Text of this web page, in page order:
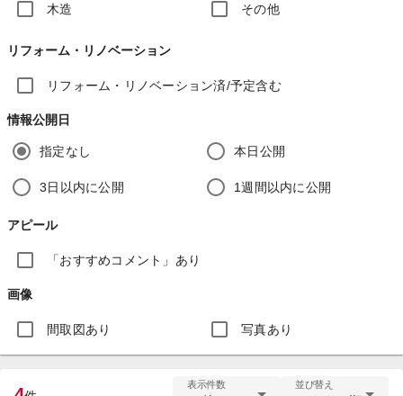
木造 その他
リフォーム・リノベーション
リフォーム・リノベーション済/予定含む
情報公開日
指定なし 本日公開
3日以内に公開 1週間以内に公開
アピール
「おすすめコメント」あり
画像
間取図あり 写真あり
表示件数 並び替え